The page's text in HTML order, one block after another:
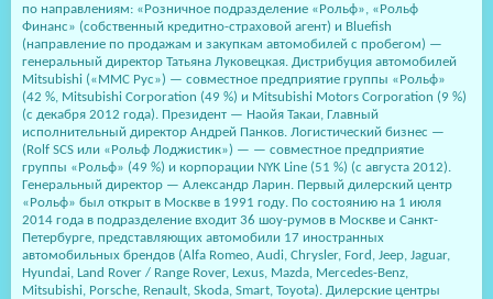
по направлениям: «Розничное подразделение «Рольф», «Рольф
Финанс» (собственный кредитно-страховой агент) и Bluefish
(направление по продажам и закупкам автомобилей с пробегом) —
генеральный директор Татьяна Луковецкая. Дистрибуция автомобилей
Mitsubishi («ММС Рус») — совместное предприятие группы «Рольф»
(42 %, Mitsubishi Corporation (49 %) и Mitsubishi Motors Corporation (9 %)
(с декабря 2012 года). Президент — Наойя Такаи, Главный
исполнительный директор Андрей Панков. Логистический бизнес —
(Rolf SCS или «Рольф Лоджистик») — — совместное предприятие
группы «Рольф» (49 %) и корпорации NYK Line (51 %) (с августа 2012).
Генеральный директор — Александр Ларин. Первый дилерский центр
«Рольф» был открыт в Москве в 1991 году. По состоянию на 1 июля
2014 года в подразделение входит 36 шоу-румов в Москве и Санкт-
Петербурге, представляющих автомобили 17 иностранных
автомобильных брендов (Alfa Romeo, Audi, Chrysler, Ford, Jeep, Jaguar,
Hyundai, Land Rover / Range Rover, Lexus, Mazda, Mercedes-Benz,
Mitsubishi, Porsche, Renault, Skoda, Smart, Toyota). Дилерские центры